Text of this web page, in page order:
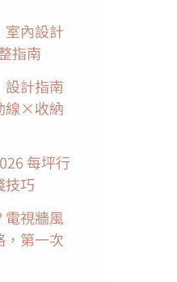
室內設計
指南
設計指南
線×收納
每坪行
技巧
電視牆風
，第一次